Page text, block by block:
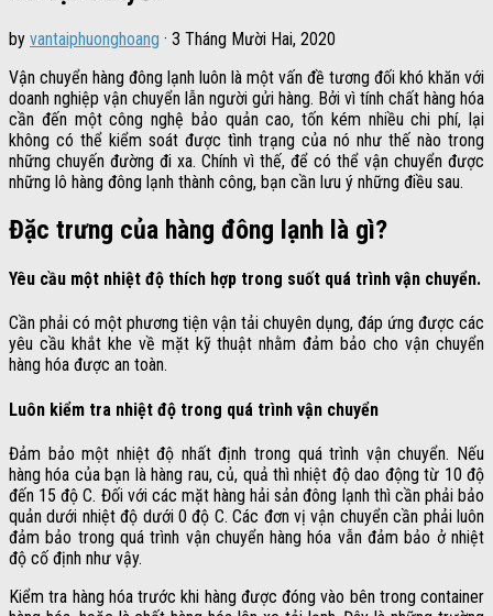
by vantaiphuonghoang · 3 Tháng Mười Hai, 2020
Vận chuyển hàng đông lạnh luôn là một vấn đề tương đối khó khăn với
doanh nghiệp vận chuyển lẫn người gửi hàng. Bởi vì tính chất hàng hóa
cần đến một công nghệ bảo quản cao, tốn kém nhiều chi phí, lại
không có thể kiểm soát được tình trạng của nó như thế nào trong
những chuyến đường đi xa. Chính vì thế, để có thể vận chuyển được
những lô hàng đông lạnh thành công, bạn cần lưu ý những điều sau.
Đặc trưng của hàng đông lạnh là gì?
Yêu cầu một nhiệt độ thích hợp trong suốt quá trình vận chuyển.
Cần phải có một phương tiện vận tải chuyên dụng, đáp ứng được các
yêu cầu khắt khe về mặt kỹ thuật nhằm đảm bảo cho vận chuyển
hàng hóa được an toàn.
Luôn kiểm tra nhiệt độ trong quá trình vận chuyển
Đảm bảo một nhiệt độ nhất định trong quá trình vận chuyển. Nếu
hàng hóa của bạn là hàng rau, củ, quả thì nhiệt độ dao động từ 10 độ
đến 15 độ C. Đối với các mặt hàng hải sản đông lạnh thì cần phải bảo
quản dưới nhiệt độ dưới 0 độ C. Các đơn vị vận chuyển cần phải luôn
đảm bảo trong quá trình vận chuyển hàng hóa vẫn đảm bảo ở nhiệt
độ cố định như vậy.
Kiểm tra hàng hóa trước khi hàng được đóng vào bên trong container